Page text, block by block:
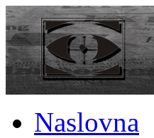
Naslovna